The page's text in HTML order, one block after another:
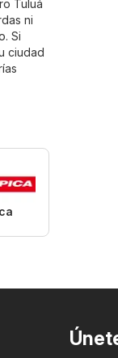
Tuluá
ni
. Si
ciudad